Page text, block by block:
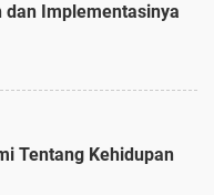
dan Implementasinya
Tentang Kehidupan